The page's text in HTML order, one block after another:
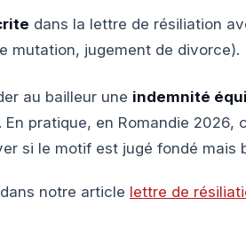
dans la lettre de résiliation
mutation, jugement de divorce).
au bailleur une indemnité
En pratique, en Romandie
si le motif est jugé fondé mais
notre article lettre de